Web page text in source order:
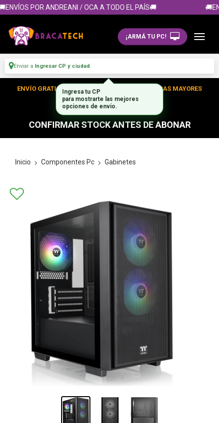
POR ANDREANI / OCA A TODO EL PAÍS🚚
¡ARMÁ TU PC!
Enviar a Ingresar CP y ciudad
ENVÍO GRATIS DENTRO DE CABA EN TUS COMPRAS MAYORES
A $300.000
CONFIRMAR STOCK ANTES DE ABONAR
Inicio Componentes Pc Gabinetes
Ingresa tu CP
para mostrarte las mejores
opciones de envío.